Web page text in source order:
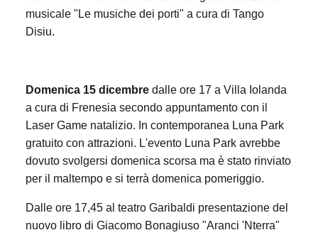
musicale "Le musiche dei porti" a cura di Tango
Disiu.
Domenica 15 dicembre dalle ore 17 a Villa Iolanda
a cura di Frenesia secondo appuntamento con il
Laser Game natalizio. In contemporanea Luna Park
gratuito con attrazioni. L'evento Luna Park avrebbe
dovuto svolgersi domenica scorsa ma è stato rinviato
per il maltempo e si terrà domenica pomeriggio.
Dalle ore 17,45 al teatro Garibaldi presentazione del
nuovo libro di Giacomo Bonagiuso "Aranci 'Nterra"